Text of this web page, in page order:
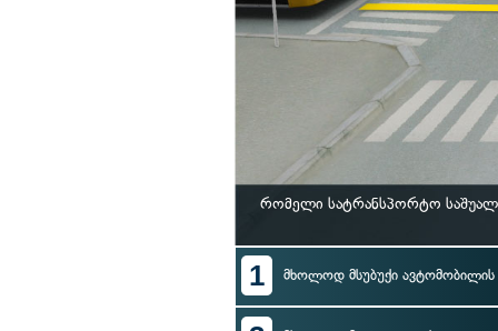
რომელი სატრანსპორტო
1 მხოლოდ მსუბუქი